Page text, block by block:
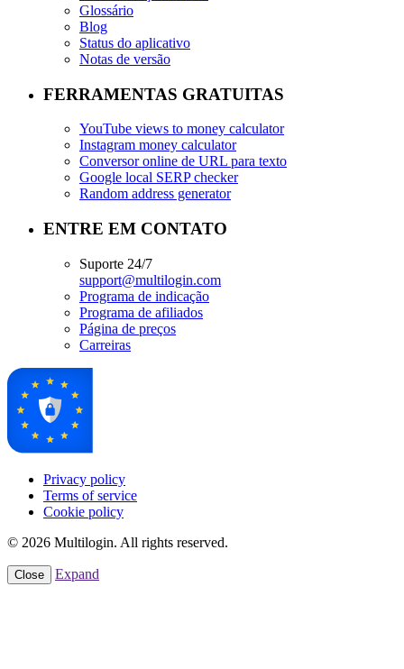
Glossário
Blog
Status do aplicativo
Notas de versão
FERRAMENTAS GRATUITAS
YouTube views to money calculator
Instagram money calculator
Conversor online de URL para texto
Google local SERP checker
Random address generator
ENTRE EM CONTATO
Suporte 24/7
support@multilogin.com
Programa de indicação
Programa de afiliados
Página de preços
Carreiras
Privacy policy
Terms of service
Cookie policy
© 2026 Multilogin. All rights reserved.
Close Expand